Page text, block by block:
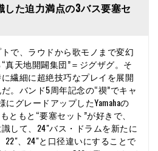
た迫力満点の3バス要塞セ
で、ラウドから歌モノまで変幻
真天地開闢集団”＝ジグザグ。そ
繊細に超絶技巧なプレイを展開
。バンド5周年記念の“禊”でキャ
グレードアップしたYamahaの
ともと“要塞セット”が好きで、
して、24"バス・ドラムを新たに
22"、24"と口径違いにすることで